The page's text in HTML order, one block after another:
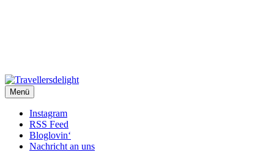
Travellersdelight
TRAVEL – LIVESTYLE – PHOTOGRAPHY
Menü
Instagram
RSS Feed
Bloglovin‘
Nachricht an uns